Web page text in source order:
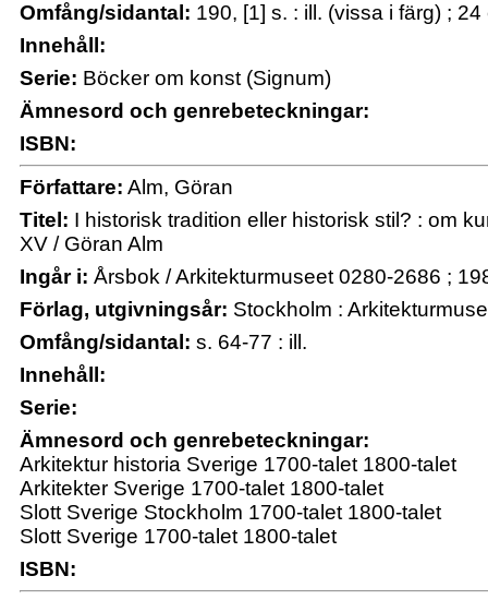
Omfång/sidantal: 190, [1] s. : ill. (vissa i färg) ; 24
Innehåll:
Serie: Böcker om konst (Signum)
Ämnesord och genrebeteckningar:
ISBN:
Författare: Alm, Göran
Titel: I historisk tradition eller historisk stil? : om
XV / Göran Alm
Ingår i: Årsbok / Arkitekturmuseet 0280-2686 ;
Förlag, utgivningsår: Stockholm :
Omfång/sidantal: s. 64-77 : ill.
Innehåll:
Serie:
Ämnesord och genrebeteckningar:
Arkitektur historia Sverige 1700-talet 1800-talet
Arkitekter Sverige 1700-talet 1800-talet
Slott Sverige Stockholm 1700-talet 1800-talet
Slott Sverige 1700-talet 1800-talet
ISBN: